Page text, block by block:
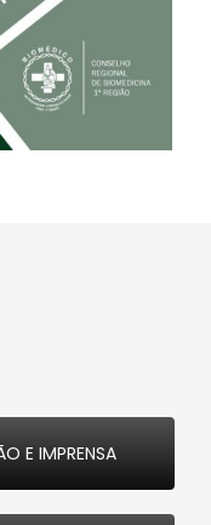
E IMPRENSA